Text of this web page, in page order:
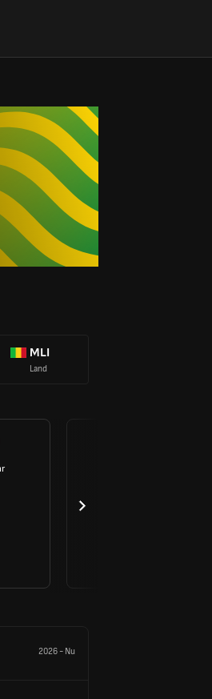
MLI
Land
2026- Nu